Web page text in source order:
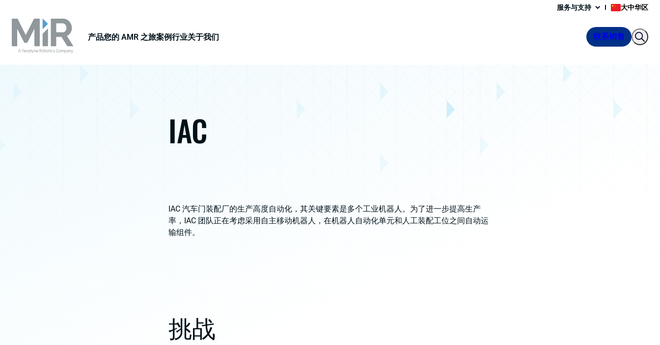
服务与支持 大中华区
产品您的 AMR 之旅案例行业关于我们 联系销售
IAC
IAC 汽车门装配厂的生产高度自动化，其关键要素是多个工业机器人。为了进一步提高生产
率，IAC 团队正在考虑采用自主移动机器人，在机器人自动化单元和人工装配工位之间自动运
输组件。
挑战